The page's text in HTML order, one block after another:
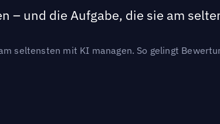
– und die Aufgabe, die sie am
seltensten mit KI managen. So gelingt